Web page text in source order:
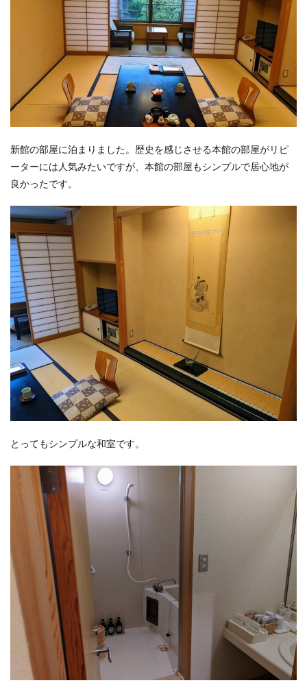
新館の部屋に泊まりました。歴史を感じさせる本館の部屋がリピ
ーターには人気みたいですが、本館の部屋もシンプルで居心地が
良かったです。
とってもシンプルな和室です。